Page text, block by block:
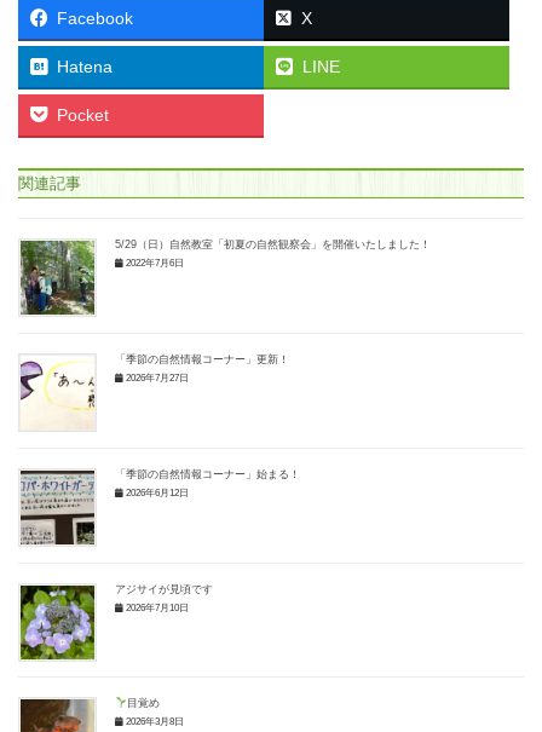
Facebook X
Hatena LINE
Pocket
関連記事
5/29（日）自然教室「初夏の自然観察会」を開催いたしました！
2022年7月6日
「季節の自然情報コーナー」更新！
2026年7月27日
「季節の自然情報コーナー」始まる！
2026年6月12日
アジサイが見頃です
2026年7月10日
目覚め
2026年3月8日